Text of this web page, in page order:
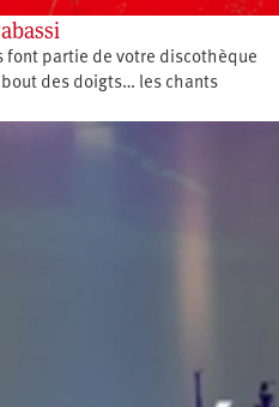
font partie de votre discothèque
des doigts… les chants